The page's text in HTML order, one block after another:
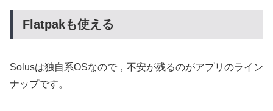
Flatpakも使える
Solusは独自系OSなので，不安が残るのがアプリのライン
ナップです。